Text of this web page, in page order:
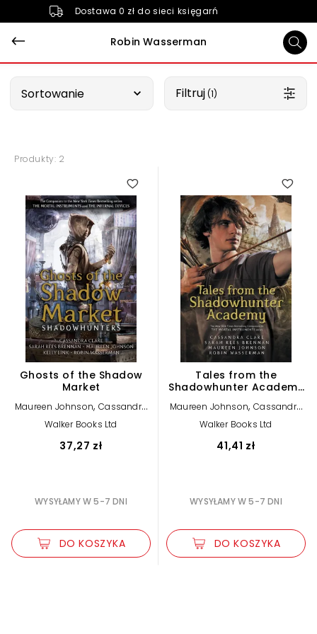
Dostawa 0 zł do sieci księgarń
Robin Wasserman
Sortowanie Filtruj (1)
Produkty: 2
Ghosts of the Shadow
Market
Maureen Johnson,Cassandra
,Sarah Rees Brennan
Kelly Link,Robin Wasserman
Walker Books Ltd
37,27 zł
WYSYŁAMY W 5-7 DNI
DO KOSZYKA
Tales from the
Shadowhunter Academy
Maureen Johnson,Cassandra
,Sarah Rees Brennan
Robin Wasserman
Walker Books Ltd
41,41 zł
WYSYŁAMY W 5-7 DNI
DO KOSZYKA